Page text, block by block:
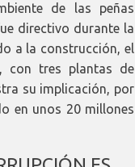
de las peñas
directivo durante la
a la construcción, el
con tres plantas de
su implicación, por
en unos 20 millones